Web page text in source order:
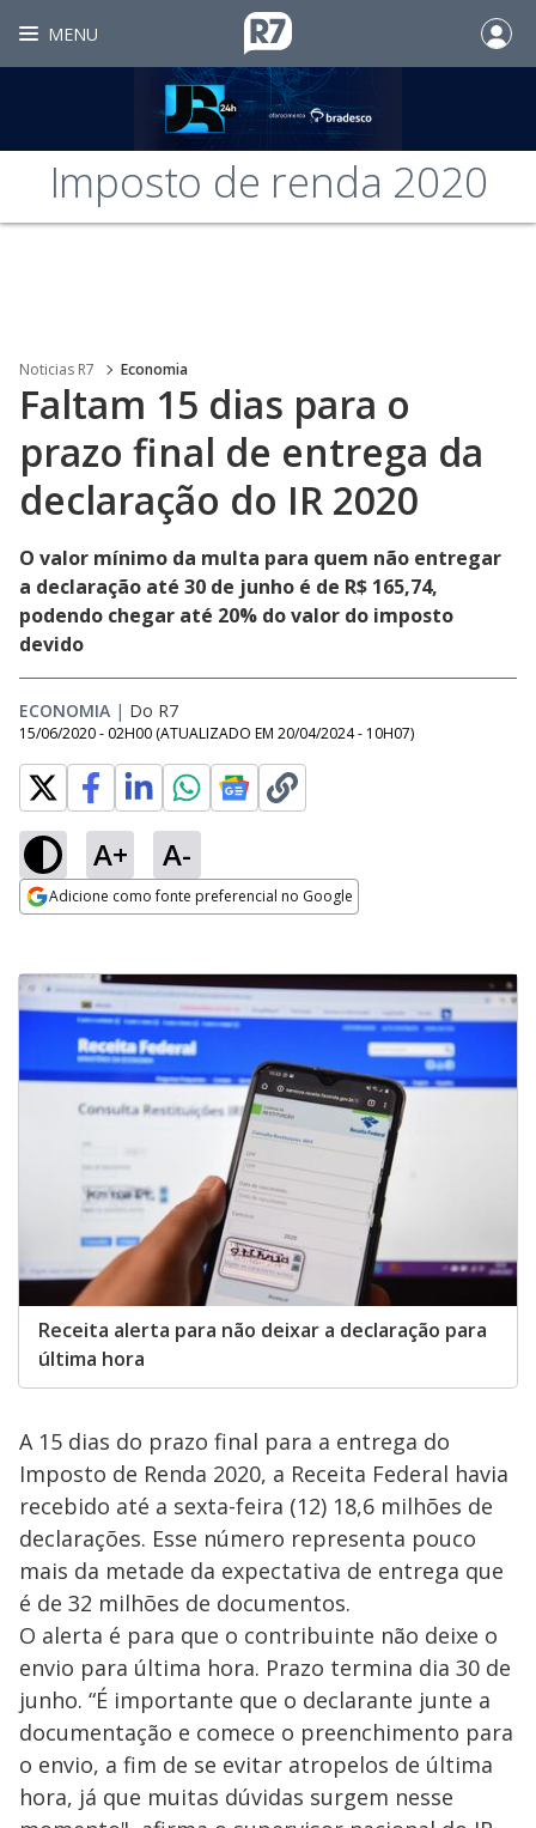
MENU
Imposto de renda 2020
Noticias R7 Economia
Faltam 15 dias para o
prazo final de entrega da
declaração do IR 2020
O valor mínimo da multa para quem não entregar
a declaração até 30 de junho é de R$ 165,74,
podendo chegar até 20% do valor do imposto
devido
ECONOMIA | Do R7
15/06/2020 - 02H00 (ATUALIZADO EM 20/04/2024 - 10H07)
A+ A-
Adicione como fonte preferencial no Google
Receita alerta para não deixar a declaração para
última hora
A 15 dias do prazo final para a entrega do
Imposto de Renda 2020, a Receita Federal havia
recebido até a sexta-feira (12) 18,6 milhões de
declarações. Esse número representa pouco
mais da metade da expectativa de entrega que
é de 32 milhões de documentos.
O alerta é para que o contribuinte não deixe o
envio para última hora. Prazo termina dia 30 de
junho. “É importante que o declarante junte a
documentação e comece o preenchimento para
o envio, a fim de se evitar atropelos de última
hora, já que muitas dúvidas surgem nesse